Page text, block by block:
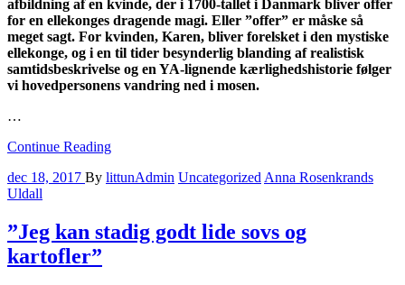
afbildning af en kvinde, der i 1700-tallet i Danmark bliver offer
for en ellekonges dragende magi. Eller ”offer” er måske så
meget sagt. For kvinden, Karen, bliver forelsket i den mystiske
ellekonge, og i en til tider besynderlig blanding af realistisk
samtidsbeskrivelse og en YA-lignende kærlighedshistorie følger
vi hovedpersonens vandring ned i mosen.
…
Continue Reading
dec 18, 2017 By littunAdmin Uncategorized Anna Rosenkrands
Uldall
”Jeg kan stadig godt lide sovs og
kartofler”